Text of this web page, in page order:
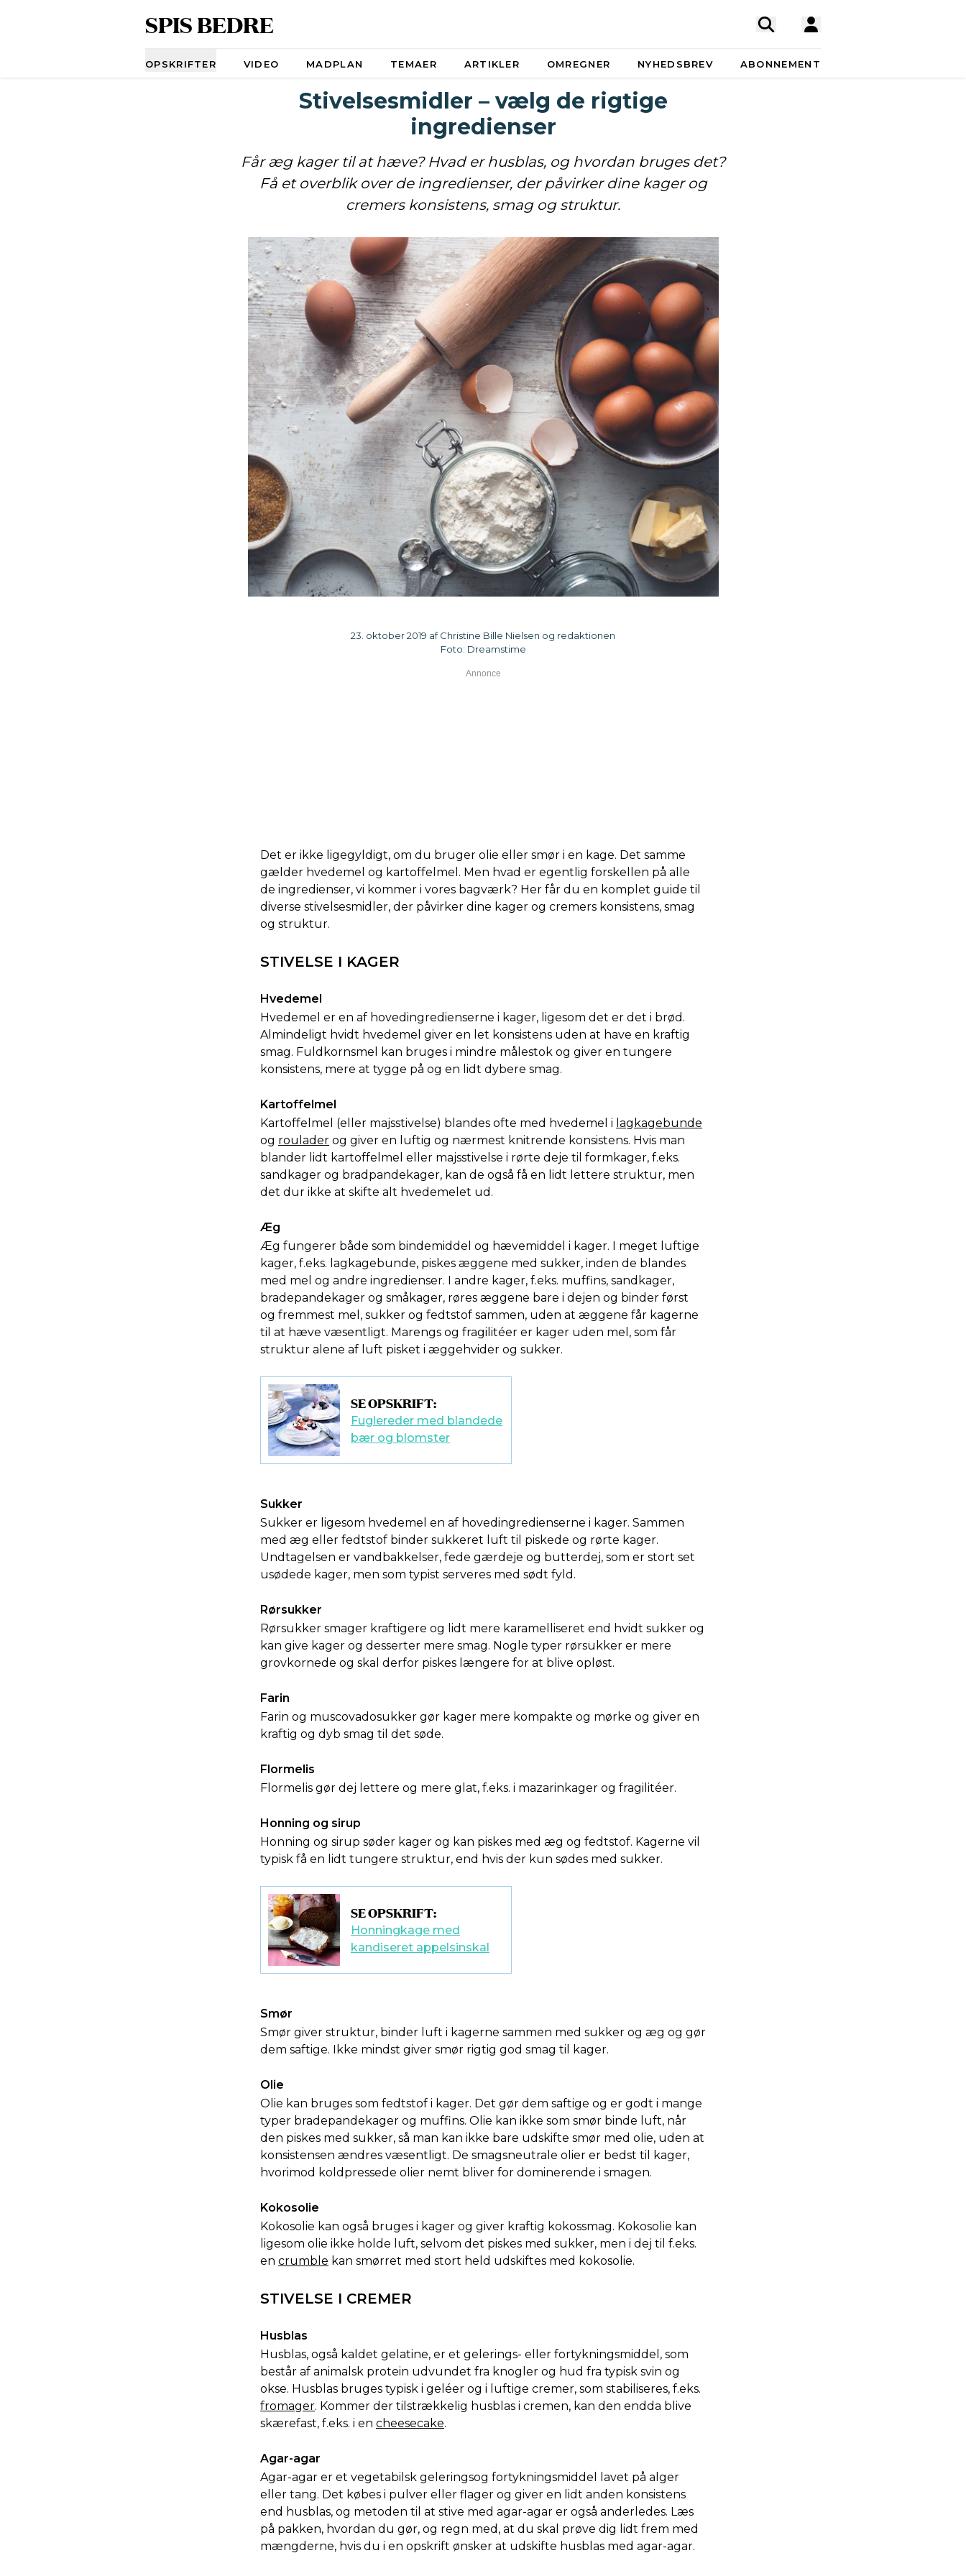
SPIS BEDRE
OPSKRIFTER VIDEO MADPLAN TEMAER ARTIKLER OMREGNER NYHEDSBREV ABONNEMENT
Stivelsesmidler – vælg de rigtige
ingredienser
Får æg kager til at hæve? Hvad er husblas, og hvordan bruges det?
Få et overblik over de ingredienser, der påvirker dine kager og
cremers konsistens, smag og struktur.
23. oktober 2019 af Christine Bille Nielsen og redaktionen
Foto: Dreamstime
Det er ikke ligegyldigt, om du bruger olie eller smør i en kage. Det samme
gælder hvedemel og kartoffelmel. Men hvad er egentlig forskellen på alle
de ingredienser, vi kommer i vores bagværk? Her får du en komplet guide til
diverse stivelsesmidler, der påvirker dine kager og cremers konsistens, smag
og struktur.
STIVELSE I KAGER
Hvedemel
Hvedemel er en af hovedingredienserne i kager, ligesom det er det i brød.
Almindeligt hvidt hvedemel giver en let konsistens uden at have en kraftig
smag. Fuldkornsmel kan bruges i mindre målestok og giver en tungere
konsistens, mere at tygge på og en lidt dybere smag.
Kartoffelmel
Kartoffelmel (eller majsstivelse) blandes ofte med hvedemel i lagkagebunde
og roulader og giver en luftig og nærmest knitrende konsistens. Hvis man
blander lidt kartoffelmel eller majsstivelse i rørte deje til formkager, f.eks.
sandkager og bradpandekager, kan de også få en lidt lettere struktur, men
det dur ikke at skifte alt hvedemelet ud.
Æg
Æg fungerer både som bindemiddel og hævemiddel i kager. I meget luftige
kager, f.eks. lagkagebunde, piskes æggene med sukker, inden de blandes
med mel og andre ingredienser. I andre kager, f.eks. muffins, sandkager,
bradepandekager og småkager, røres æggene bare i dejen og binder først
og fremmest mel, sukker og fedtstof sammen, uden at æggene får kagerne
til at hæve væsentligt. Marengs og fragilitéer er kager uden mel, som får
struktur alene af luft pisket i æggehvider og sukker.
SE OPSKRIFT:
Fuglereder med blandede
bær og blomster
Sukker
Sukker er ligesom hvedemel en af hovedingredienserne i kager. Sammen
med æg eller fedtstof binder sukkeret luft til piskede og rørte kager.
Undtagelsen er vandbakkelser, fede gærdeje og butterdej, som er stort set
usødede kager, men som typist serveres med sødt fyld.
Rørsukker
Rørsukker smager kraftigere og lidt mere karamelliseret end hvidt sukker og
kan give kager og desserter mere smag. Nogle typer rørsukker er mere
grovkornede og skal derfor piskes længere for at blive opløst.
Farin
Farin og muscovadosukker gør kager mere kompakte og mørke og giver en
kraftig og dyb smag til det søde.
Flormelis
Flormelis gør dej lettere og mere glat, f.eks. i mazarinkager og fragilitéer.
Honning og sirup
Honning og sirup søder kager og kan piskes med æg og fedtstof. Kagerne vil
typisk få en lidt tungere struktur, end hvis der kun sødes med sukker.
SE OPSKRIFT:
Honningkage med
kandiseret appelsinskal
Smør
Smør giver struktur, binder luft i kagerne sammen med sukker og æg og gør
dem saftige. Ikke mindst giver smør rigtig god smag til kager.
Olie
Olie kan bruges som fedtstof i kager. Det gør dem saftige og er godt i mange
typer bradepandekager og muffins. Olie kan ikke som smør binde luft, når
den piskes med sukker, så man kan ikke bare udskifte smør med olie, uden at
konsistensen ændres væsentligt. De smagsneutrale olier er bedst til kager,
hvorimod koldpressede olier nemt bliver for dominerende i smagen.
Kokosolie
Kokosolie kan også bruges i kager og giver kraftig kokossmag. Kokosolie kan
ligesom olie ikke holde luft, selvom det piskes med sukker, men i dej til f.eks.
en crumble kan smørret med stort held udskiftes med kokosolie.
STIVELSE I CREMER
Husblas
Husblas, også kaldet gelatine, er et gelerings- eller fortykningsmiddel, som
består af animalsk protein udvundet fra knogler og hud fra typisk svin og
okse. Husblas bruges typisk i geléer og i luftige cremer, som stabiliseres, f.eks.
fromager. Kommer der tilstrækkelig husblas i cremen, kan den endda blive
skærefast, f.eks. i en cheesecake.
Agar-agar
Agar-agar er et vegetabilsk geleringsog fortykningsmiddel lavet på alger
eller tang. Det købes i pulver eller flager og giver en lidt anden konsistens
end husblas, og metoden til at stive med agar-agar er også anderledes. Læs
på pakken, hvordan du gør, og regn med, at du skal prøve dig lidt frem med
mængderne, hvis du i en opskrift ønsker at udskifte husblas med agar-agar.